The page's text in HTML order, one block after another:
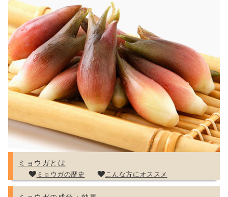
ミョウガとは
ミョウガの歴史 こんな方にオススメ